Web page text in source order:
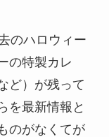
のハロウィー
の特製カレ
ど）が残って
を最新情報と
のがなくてが